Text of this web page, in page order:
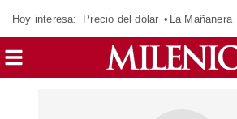
Hoy interesa: Precio del dólar La Mañanera